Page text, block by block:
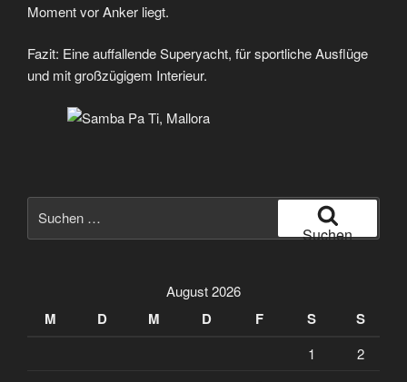
Moment vor Anker liegt.
Fazit: Eine auffallende Superyacht, für sportliche Ausflüge
und mit großzügigem Interieur.
nach:
Suchen
August 2026
M D M D F S S
1
2